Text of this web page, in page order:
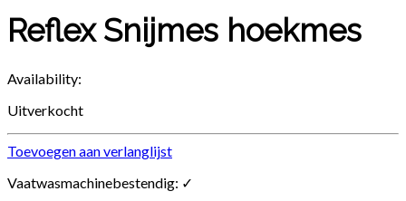
Reflex Snijmes hoekmes
Availability:
Uitverkocht
Toevoegen aan verlanglijst
Vaatwasmachinebestendig: ✓